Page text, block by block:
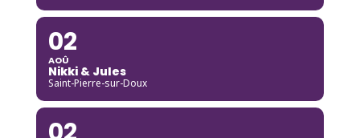
02
AOÛ
Nikki & Jules
Saint-Pierre-sur-Doux